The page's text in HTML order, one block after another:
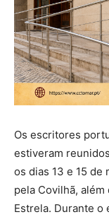
Os escritores
estiveram
os dias 13 e 15 de
pela Covilhã,
Estrela. Durante o